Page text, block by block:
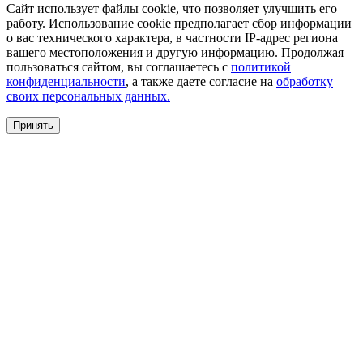
Сайт использует файлы cookie, что позволяет улучшить его
работу. Использование cookie предполагает сбор информации
о вас технического характера, в частности IP-адрес региона
вашего местоположения и другую информацию. Продолжая
пользоваться сайтом, вы соглашаетесь с политикой
конфиденциальности, а также даете согласие на обработку
своих персональных данных.
Принять